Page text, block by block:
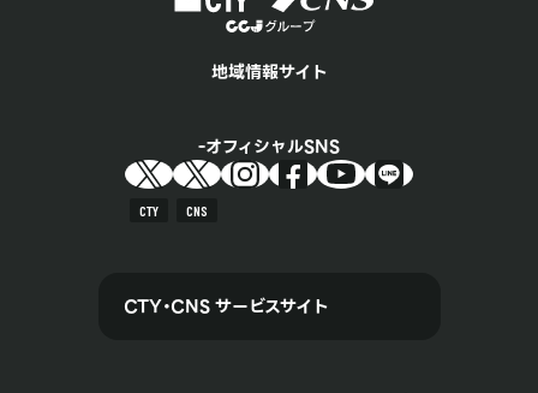
地域情報サイト
オフィシャルSNS
CTY CNS
CTY・CNS サービスサイト